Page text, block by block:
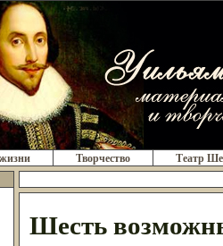
Творчество
Театр
Шесть